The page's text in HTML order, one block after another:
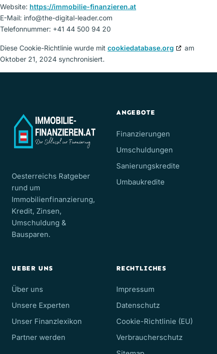
Website: https://immobilie-finanzieren.at
E-Mail: info@the-digital-leader.com
Telefonnummer: +41 44 500 94 20
Diese Cookie-Richtlinie wurde mit cookiedatabase.org
am
Oktober 21, 2024 synchronisiert.
Oesterreichs Ratgeber
rund um
Immobilienfinanzierung,
Kredit, Zinsen,
Umschuldung &
Bausparen.
ANGEBOTE
Finanzierungen
Umschuldungen
Sanierungskredite
Umbaukredite
UEBER UNS
Über uns
Unsere Experten
Unser Finanzlexikon
Partner werden
RECHTLICHES
Impressum
Datenschutz
Cookie-Richtlinie (EU)
Verbraucherschutz